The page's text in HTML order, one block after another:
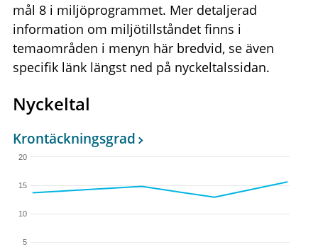
mål 8 i miljöprogrammet. Mer detaljerad
information om miljötillståndet finns i
temaområden i menyn här bredvid, se även
specifik länk längst ned på nyckeltalssidan.
Nyckeltal
5
10
15
20
Krontäckningsgrad